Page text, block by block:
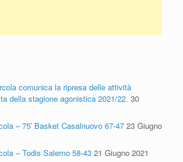
comunica la ripresa delle attività
della stagione agonistica 2021/22. 30
– 75′ Basket Casalnuovo 67-47 23 Giugno
– Todis Salerno 58-43 21 Giugno 2021